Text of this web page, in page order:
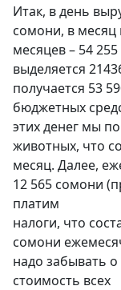
Итак, в день
сомони, в месяц
месяцев – 54
выделяется
получается 53
бюджетных
этих денег мы
животных, что
месяц. Далее,
12 565 сомони
платим
налоги, что
сомони
надо забывать
стоимость всех